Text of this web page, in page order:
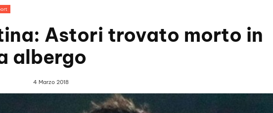
Astori trovato morto in
albergo
4 Marzo 2018